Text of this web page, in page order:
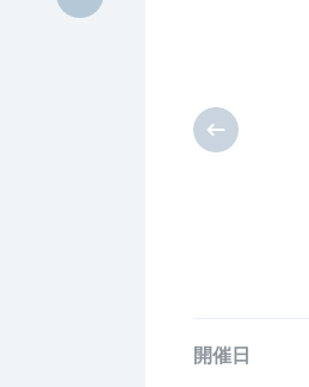
開催日